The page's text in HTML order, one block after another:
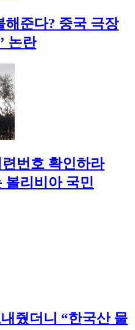
해준다? 중국 극장
논란
번호 확인하라
볼리비아 국민
줬더니 “한국산 물